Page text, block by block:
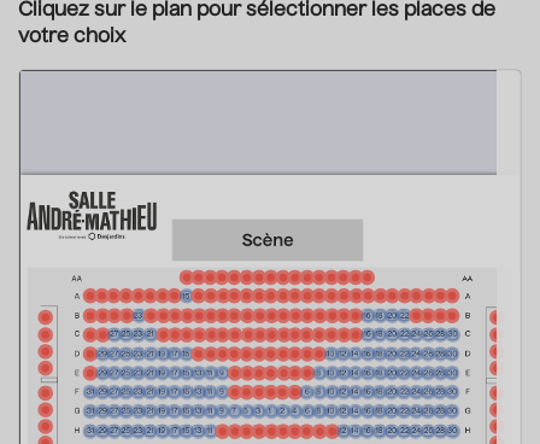
Cliquez sur le plan pour sélectionner les places de
votre choix